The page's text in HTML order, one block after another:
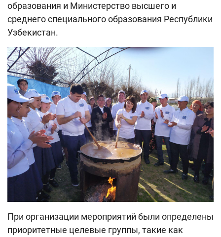
образования и Министерство высшего и
среднего специального образования Республики
Узбекистан.
При организации мероприятий были определены
приоритетные целевые группы, такие как